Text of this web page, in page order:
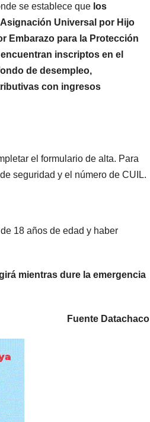
se establece que los
Universal por Hijo
Embarazo para la Protección
inscriptos en el
de desempleo,
con ingresos
el formulario de alta. Para
seguridad y el número de CUIL.
18 años de edad y haber
mientras dure la emergencia
Fuente Datachaco